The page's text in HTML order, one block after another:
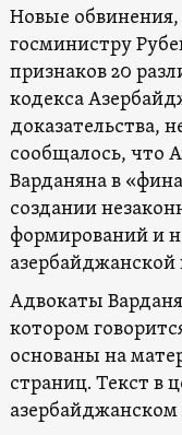
Новые
госминистру
признаков 20
кодекса
доказательства,
сообщалось, что
Варданяна в
создании
формирований и
азербайджанской
Адвокаты
котором
основаны на
страниц. Текст в
азербайджанском